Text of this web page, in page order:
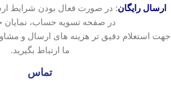
ارسال رایگان: در صورت فعال بودن شرایط
در صفحه تسویه حساب، نمایان
جهت استعلام دقیق تر هزینه های ارسال و
ما ارتباط بگیرید.
تماس